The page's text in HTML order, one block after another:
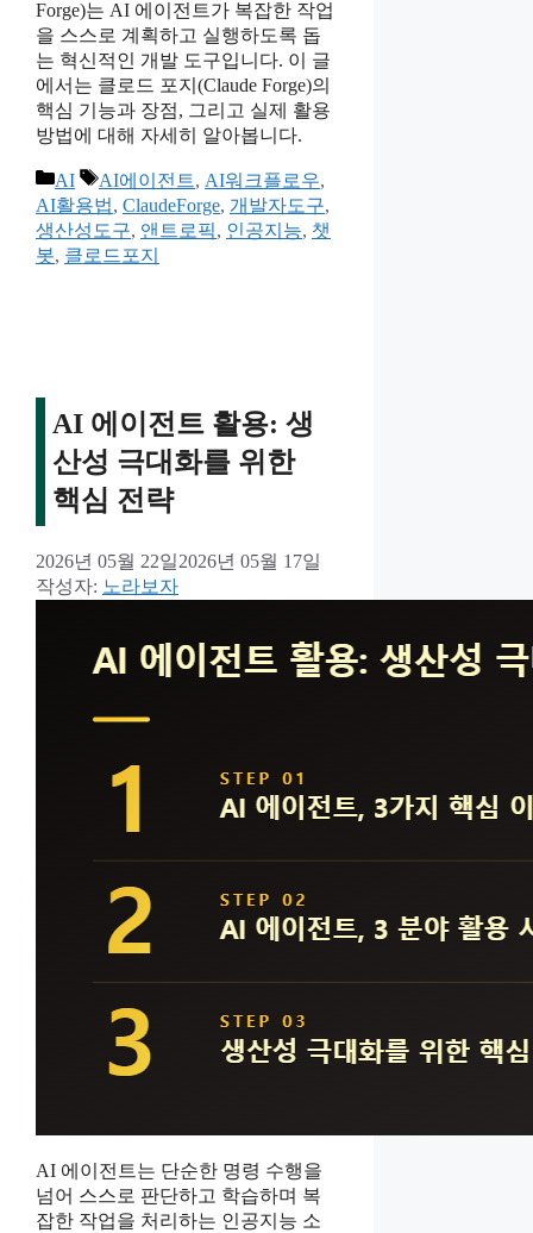
Forge)는 AI 에이전트가 복잡한 작업
을 스스로 계획하고 실행하도록 돕
는 혁신적인 개발 도구입니다. 이 글
에서는 클로드 포지(Claude Forge)의
핵심 기능과 장점, 그리고 실제 활용
방법에 대해 자세히 알아봅니다.
카
테
고
리
AI
태
그
AI에이전트, AI워크플로우,
AI활용법, ClaudeForge, 개발자도구,
생산성도구, 앤트로픽, 인공지능, 챗
봇, 클로드포지
AI 에이전트 활용: 생
산성 극대화를 위한
핵심 전략
2026년 05월 22일2026년 05월 17일
작성자: 노라보자
AI 에이전트는 단순한 명령 수행을
넘어 스스로 판단하고 학습하며 복
잡한 작업을 처리하는 인공지능 소